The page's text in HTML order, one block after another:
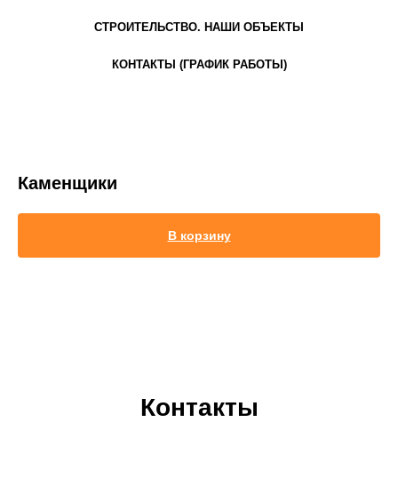
СТРОИТЕЛЬСТВО. НАШИ ОБЪЕКТЫ
КОНТАКТЫ (ГРАФИК РАБОТЫ)
Каменщики
В корзину
Контакты